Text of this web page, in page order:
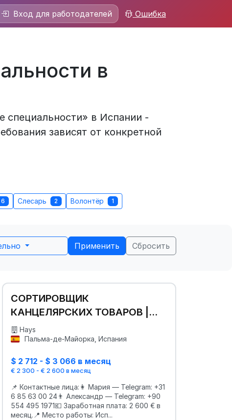
Вход для работодателей Ошибка
в
специальности» в Испании -
зависят от конкретной
6 Слесарь 2 Волонтёр 1
Применить Сбросить
СОРТИРОВЩИК
КАНЦЕЛЯРСКИХ ТОВАРОВ |
ИСПАНИЯ 🇪🇸
Hays
Пальма-де-Майорка, Испания
$ 2 712 - $ 3 066 в месяц
€ 2 300 - € 2 600 в месяц
📌 Контактные лица:👩 Мария — Telegram: +31
6 85 63 00 24👨 Александр — Telegram: +90
554 495 1971💶 Заработная плата: 2 600 € в
месяц.📍 Место работы: Исп...